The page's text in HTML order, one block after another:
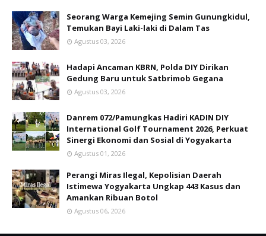
Seorang Warga Kemejing Semin Gunungkidul,
Temukan Bayi Laki-laki di Dalam Tas
Agustus 03, 2026
Hadapi Ancaman KBRN, Polda DIY Dirikan
Gedung Baru untuk Satbrimob Gegana
Agustus 03, 2026
Danrem 072/Pamungkas Hadiri KADIN DIY
International Golf Tournament 2026, Perkuat
Sinergi Ekonomi dan Sosial di Yogyakarta
Agustus 01, 2026
Perangi Miras Ilegal, Kepolisian Daerah
Istimewa Yogyakarta Ungkap 443 Kasus dan
Amankan Ribuan Botol
Agustus 06, 2026